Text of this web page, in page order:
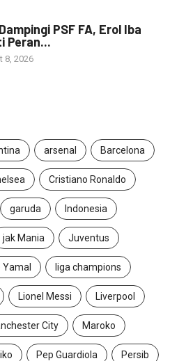
PSF FA, Erol Iba
Peran...
8, 2026
arsenal Barcelona
Cristiano Ronaldo
garuda Indonesia
jak Mania Juventus
Yamal liga champions
Lionel Messi Liverpool
City Maroko
Pep Guardiola Persib